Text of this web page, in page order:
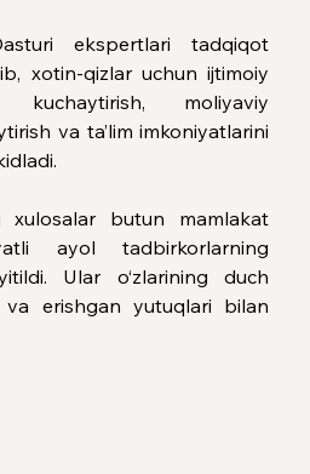
ekspertlari tadqiqot
xotin-qizlar uchun ijtimoiy
kuchaytirish, moliyaviy
va ta’lim imkoniyatlarini
xulosalar butun mamlakat
ayol tadbirkorlarning
Ular o‘zlarining duch
va erishgan yutuqlari bilan